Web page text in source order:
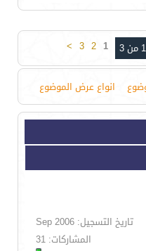
1
2
3
>
انواع عرض الموضوع
تاريخ التسجيل: Sep 2006
المشاركات: 31